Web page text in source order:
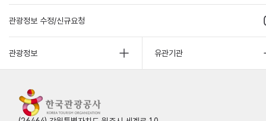
관광정보 수정/신규요청
관광정보 유관기관